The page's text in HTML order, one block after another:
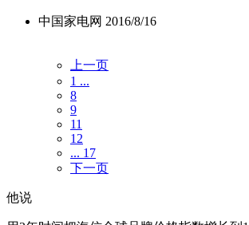
中国家电网 2016/8/16
上一页
1 ...
8
9
11
12
... 17
下一页
他说